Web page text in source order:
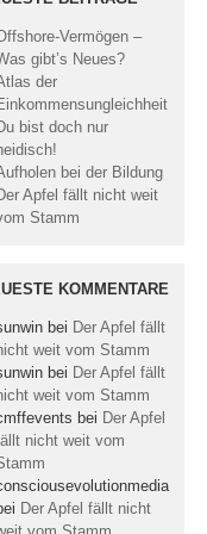
Vermögen –
gibt’s Neues?
der
bist doch nur
bei der Bildung
Apfel fällt nicht weit
Stamm
KOMMENTARE
bei Der Apfel fällt
weit vom Stamm
bei Der Apfel fällt
weit vom Stamm
bei Der Apfel
nicht weit vom
Der Apfel fällt nicht